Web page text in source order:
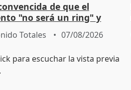
de que el
"no será un ring" y
"estabilidad" del pacto con
Totales 07/08/2026